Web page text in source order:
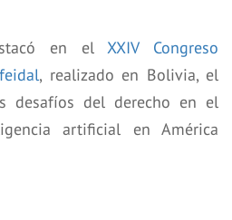
en elXXIV Congreso
, realizado en Bolivia, el
desafíos del derecho en el
artificial en América